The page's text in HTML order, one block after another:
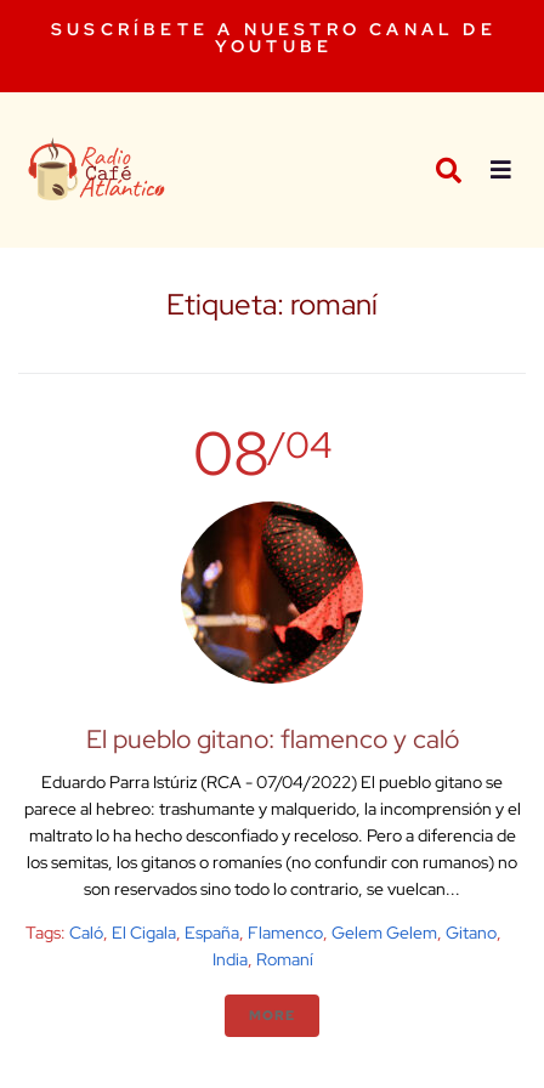
SUSCRÍBETE A NUESTRO CANAL DE
YOUTUBE
Etiqueta: romaní
08/04
El pueblo gitano: flamenco y caló
Eduardo Parra Istúriz (RCA - 07/04/2022) El pueblo gitano se
parece al hebreo: trashumante y malquerido, la incomprensión y el
maltrato lo ha hecho desconfiado y receloso. Pero a diferencia de
los semitas, los gitanos o romaníes (no confundir con rumanos) no
son reservados sino todo lo contrario, se vuelcan...
Tags: Caló, El Cigala, España, Flamenco, Gelem Gelem, Gitano,
India, Romaní
MORE